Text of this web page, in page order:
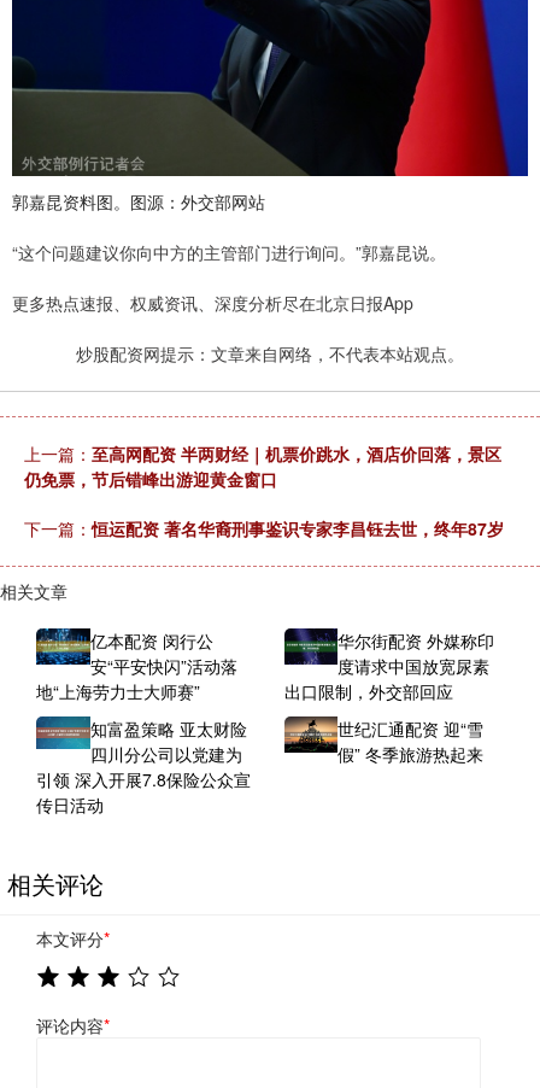
郭嘉昆资料图。图源：外交部网站
“这个问题建议你向中方的主管部门进行询问。”郭嘉昆说。
更多热点速报、权威资讯、深度分析尽在北京日报App
炒股配资网提示：文章来自网络，不代表本站观点。
上一篇： 至高网配资 半两财经｜机票价跳水，酒店价回落，景区
仍免票，节后错峰出游迎黄金窗口
下一篇：恒运配资 著名华裔刑事鉴识专家李昌钰去世，终年87岁
相关文章
亿本配资 闵行公
安“平安快闪”活动落
地“上海劳力士大师赛”
华尔街配资 外媒称印
度请求中国放宽尿素
出口限制，外交部回应
知富盈策略 亚太财险
四川分公司以党建为
引领 深入开展7.8保险公众宣
传日活动
世纪汇通配资 迎“雪
假” 冬季旅游热起来
相关评论
本文评分*
评论内容*